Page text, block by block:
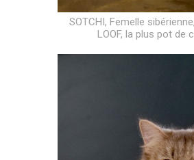
SOTCHI, Femelle
LOOF, la plus pot de